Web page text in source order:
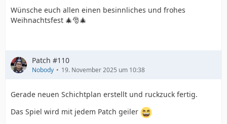
Wünsche euch allen einen besinnliches und frohes
Weihnachtsfest 🎄🎅🎄
Patch #110
Nobody 19. November 2025 um 10:38
Gerade neuen Schichtplan erstellt und ruckzuck fertig.
Das Spiel wird mit jedem Patch geiler